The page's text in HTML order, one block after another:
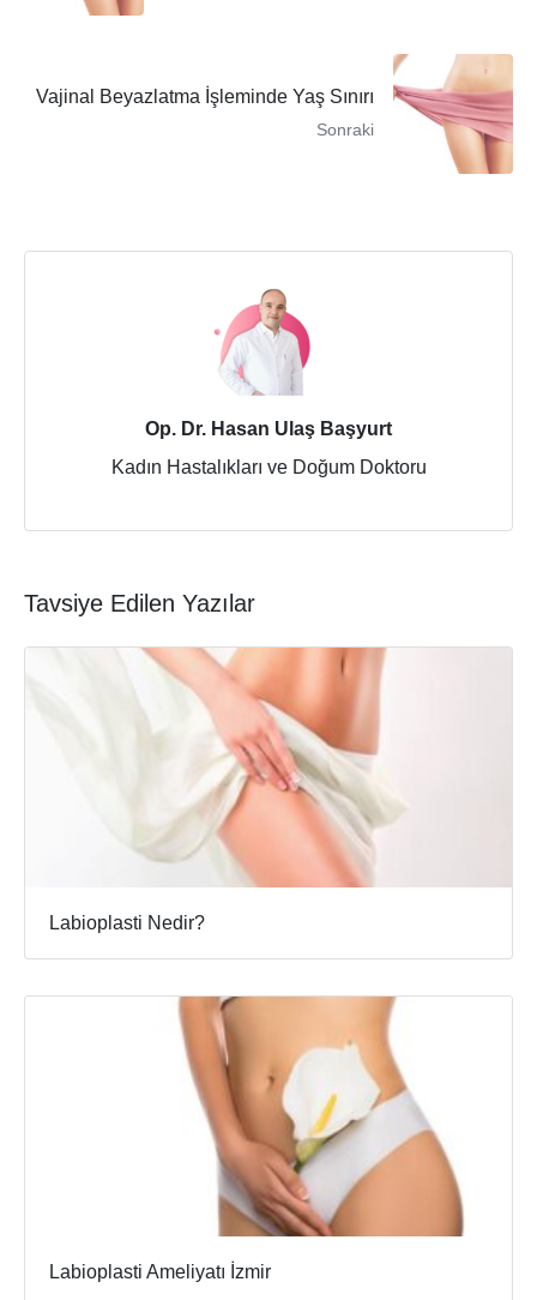
Vajinal Beyazlatma İşleminde Yaş Sınırı
Sonraki
Op. Dr. Hasan Ulaş Başyurt
Kadın Hastalıkları ve Doğum Doktoru
Tavsiye Edilen Yazılar
Labioplasti Nedir?
Labioplasti Ameliyatı İzmir